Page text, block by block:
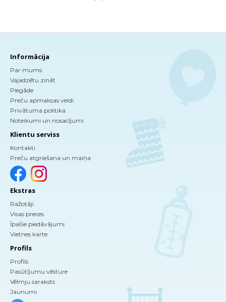
Informācija
Par mums
Vajadzētu zināt
Piegāde
Preču apmaksas veidi
Privātuma politika
Noteikumi un nosacījumi
Klientu serviss
Kontakti
Preču atgriešana un maiņa
Ekstras
Ražotāji
Visas preces
Īpašie piedāvājumi
Vietnes karte
Profils
Profils
Pasūtījumu vēsture
Vēlmju saraksts
Jaunumi